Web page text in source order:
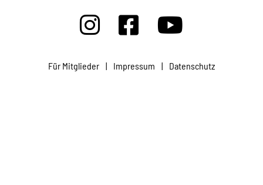
Für Mitglieder | Impressum | Datenschutz